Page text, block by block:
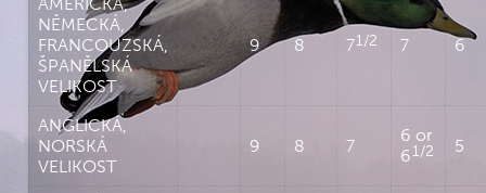
NĚMECKÁ,
FRANCOUZSKÁ,
ŠPANĚLSKÁ
VELIKOST
9 8 71/2 7 6
ANGLICKÁ,
NORSKÁ
VELIKOST
9 8 7
6 or
61/2 5